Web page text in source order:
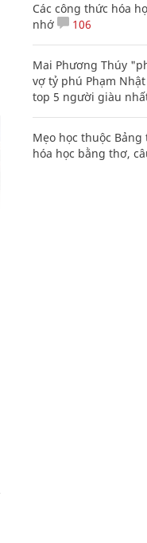
Các công thức hóa
nhớ
106
Mai Phương Thúy
vợ tỷ phú Phạm
top 5 người giàu
Mẹo học thuộc
hóa học bằng thơ,